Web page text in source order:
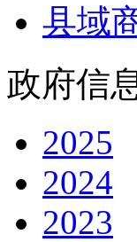
县域
政府信
2025
2024
2023